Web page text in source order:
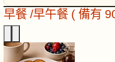
早餐 /早午餐 ( 備有